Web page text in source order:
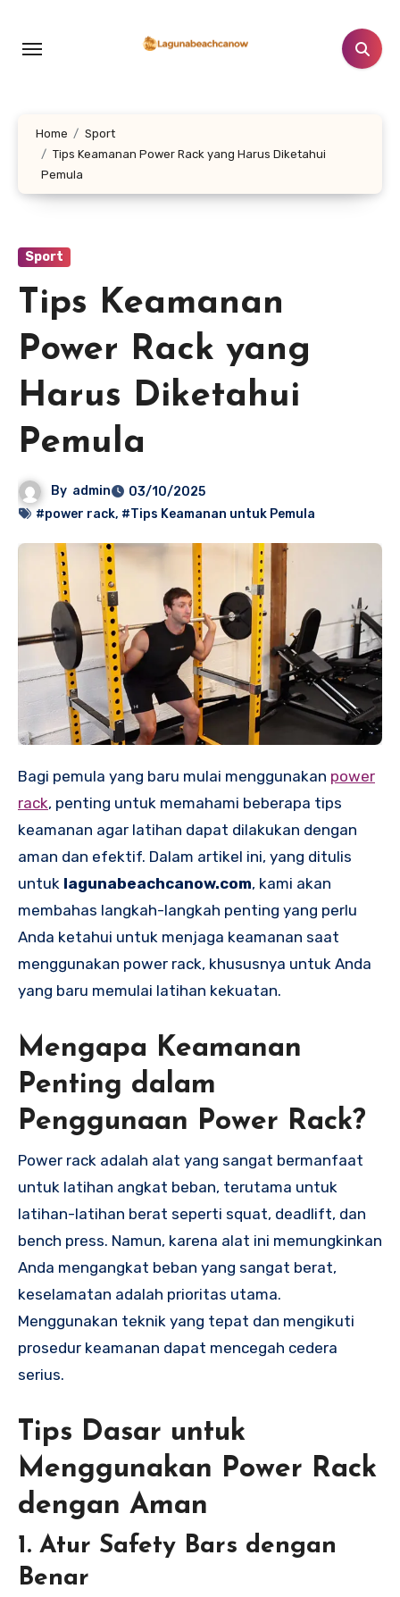
konten
Home
Sport
Tips Keamanan Power Rack yang Harus Diketahui
Pemula
Sport
Tips Keamanan
Power Rack yang
Harus Diketahui
Pemula
By admin
03/10/2025
#power rack, #Tips Keamanan untuk Pemula
Bagi pemula yang baru mulai menggunakan power
rack, penting untuk memahami beberapa tips
keamanan agar latihan dapat dilakukan dengan
aman dan efektif. Dalam artikel ini, yang ditulis
untuk lagunabeachcanow.com, kami akan
membahas langkah-langkah penting yang perlu
Anda ketahui untuk menjaga keamanan saat
menggunakan power rack, khususnya untuk Anda
yang baru memulai latihan kekuatan.
Mengapa Keamanan
Penting dalam
Penggunaan Power Rack?
Power rack adalah alat yang sangat bermanfaat
untuk latihan angkat beban, terutama untuk
latihan-latihan berat seperti squat, deadlift, dan
bench press. Namun, karena alat ini memungkinkan
Anda mengangkat beban yang sangat berat,
keselamatan adalah prioritas utama.
Menggunakan teknik yang tepat dan mengikuti
prosedur keamanan dapat mencegah cedera
serius.
Tips Dasar untuk
Menggunakan Power Rack
dengan Aman
1. Atur Safety Bars dengan
Benar